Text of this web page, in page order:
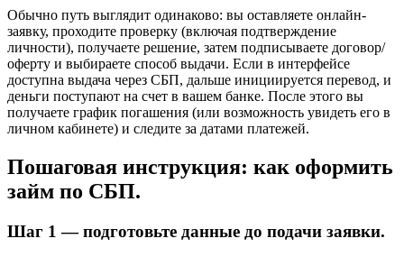
Обычно путь выглядит одинаково: вы оставляете онлайн-
заявку, проходите проверку (включая подтверждение
личности), получаете решение, затем подписываете договор/
оферту и выбираете способ выдачи. Если в интерфейсе
доступна выдача через СБП, дальше инициируется перевод, и
деньги поступают на счет в вашем банке. После этого вы
получаете график погашения (или возможность увидеть его в
личном кабинете) и следите за датами платежей.
Пошаговая инструкция: как оформить
займ по СБП.
Шаг 1 — подготовьте данные до подачи заявки.